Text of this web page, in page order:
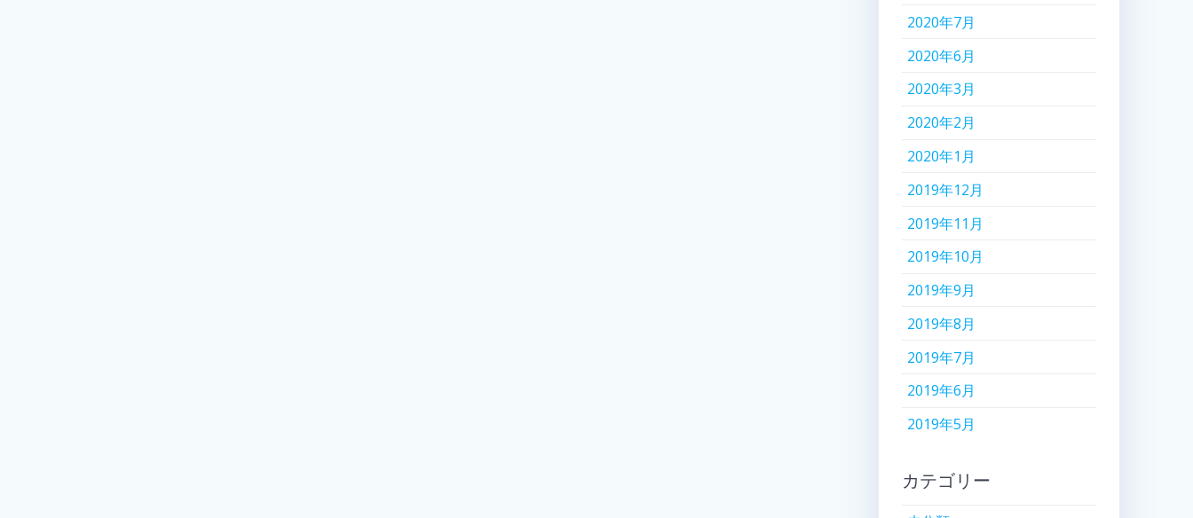
2020年7月
2020年6月
2020年3月
2020年2月
2020年1月
2019年12月
2019年11月
2019年10月
2019年9月
2019年8月
2019年7月
2019年6月
2019年5月
カテゴリー